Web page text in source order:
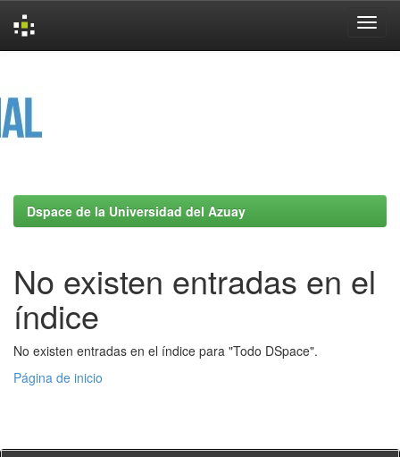
Dspace de la Universidad del Azuay
No existen entradas en el
índice
No existen entradas en el índice para "Todo DSpace".
Página de inicio